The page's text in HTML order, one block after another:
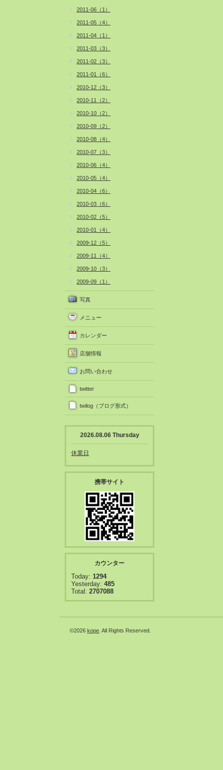
2011-06（1）
2011-05（4）
2011-04（1）
2011-03（3）
2011-02（3）
2011-01（6）
2010-12（3）
2010-11（2）
2010-10（2）
2010-09（2）
2010-08（4）
2010-07（3）
2010-06（4）
2010-05（4）
2010-04（6）
2010-03（6）
2010-02（5）
2010-01（4）
2009-12（5）
2009-11（4）
2009-10（3）
2009-09（1）
写真
メニュー
カレンダー
店舗情報
お問い合わせ
twitter
twilog（ブログ形式）
2026.08.06 Thursday
休業日
携帯サイト
カウンター
Today: 1294
Yesterday: 485
Total: 2707088
©2026 kope . All Rights Reserved.